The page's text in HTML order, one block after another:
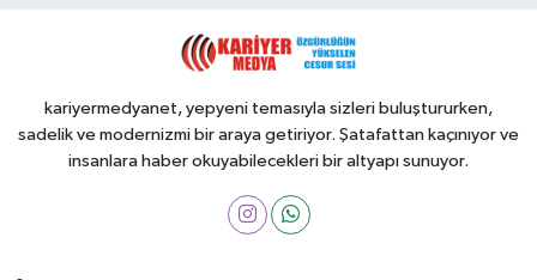
kariyermedyanet, yepyeni temasıyla sizleri buluştururken,
sadelik ve modernizmi bir araya getiriyor. Şatafattan kaçınıyor ve
insanlara haber okuyabilecekleri bir altyapı sunuyor.